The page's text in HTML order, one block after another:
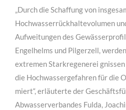
„Durch die Schaffung von
Hochwasserrückhaltevolumen
Aufweitungen des
Engelhelms und Pilgerzell,
extremen Starkregenerei
die Hochwassergefahren für die
miert“, erläuterte der
Abwasserverbandes Fulda,